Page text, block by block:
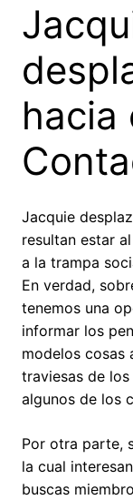
hacia
Jacquie
resultan estar
a la trampa
En verdad,
tenemos una
informar los
modelos cosas
traviesas de
algunos de los
Por otra parte,
la cual
buscas